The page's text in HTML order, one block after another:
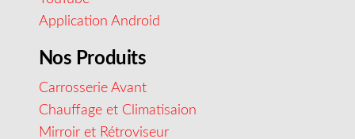
Application Android
Nos Produits
Carrosserie Avant
Chauffage et Climatisaion
Mirroir et Rétroviseur